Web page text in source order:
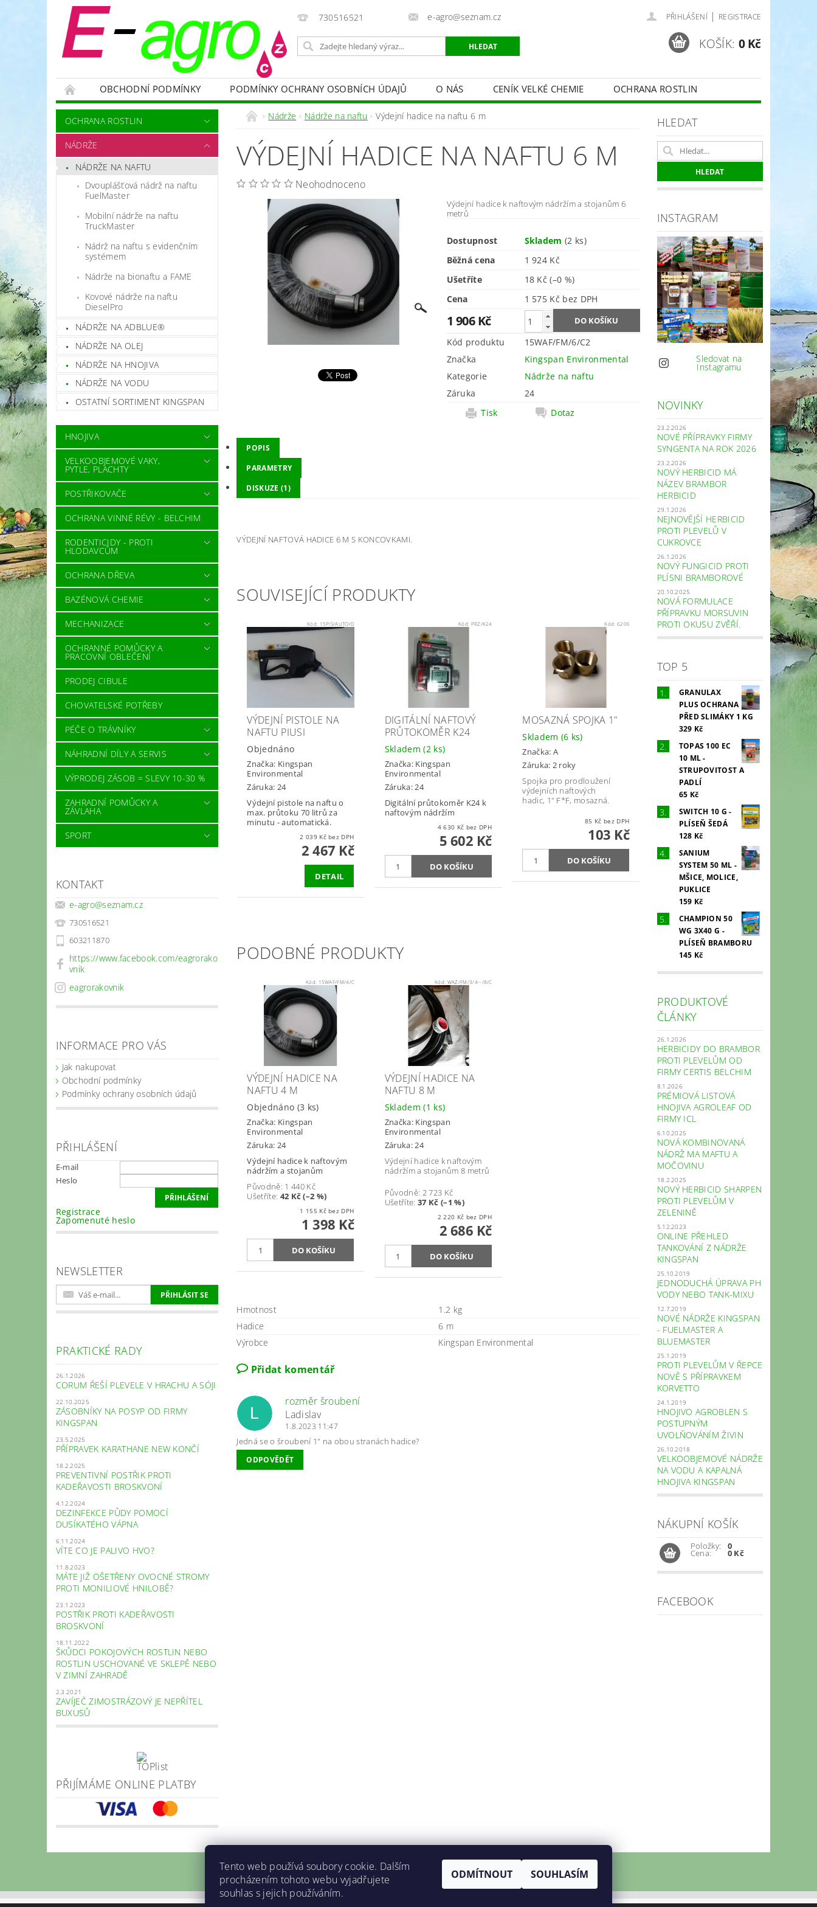
730516521 e-agro@seznam.cz PŘIHLÁŠENÍ | REGISTRACE
KOŠÍK: 0 Kč
OBCHODNÍ PODMÍNKY PODMÍNKY OCHRANY OSOBNÍCH ÚDAJŮ O NÁS CENÍK VELKÉ CHEMIE
OCHRANA ROSTLIN
NÁDRŽE
HNOJIVA VELKOOBJEMOVÉ VAKY, PYTLE, PLACHTY POSTŘIKOVAČE
RODENTICIDY - PROTI HLODAVCŮM
OCHRANNÉ POMŮCKY A PRACOVNÍ OBLEČENÍ
PRODEJ CIBULE CHOVATELSKÉ POTŘEBY
PÉČE O TRÁVNÍKY
NÁHRADNÍ DÍLY A SERVIS
VÝPRODEJ ZÁSOB = SLEVY 10-30 %
OCHRANA ROSTLIN
NÁDRŽE
NÁDRŽE NA NAFTU
Dvouplášťová nádrž na naftu
FuelMaster
Mobilní nádrže na naftu
TruckMaster
Nádrž na naftu s evidenčním
systémem
Nádrže na bionaftu a FAME
Kovové nádrže na naftu
DieselPro
NÁDRŽE NA ADBLUE®
NÁDRŽE NA OLEJ
NÁDRŽE NA HNOJIVA
NÁDRŽE NA VODU
OSTATNÍ SORTIMENT KINGSPAN
HNOJIVA
VELKOOBJEMOVÉ VAKY,
PYTLE, PLACHTY
POSTŘIKOVAČE
OCHRANA VINNÉ RÉVY - BELCHIM
RODENTICIDY - PROTI
HLODAVCŮM
OCHRANA DŘEVA
BAZÉNOVÁ CHEMIE
MECHANIZACE
OCHRANNÉ POMŮCKY A
PRACOVNÍ OBLEČENÍ
PRODEJ CIBULE
CHOVATELSKÉ POTŘEBY
PÉČE O TRÁVNÍKY
NÁHRADNÍ DÍLY A SERVIS
VÝPRODEJ ZÁSOB = SLEVY 10-30 %
ZAHRADNÍ POMŮCKY A
ZÁVLAHA
SPORT
KONTAKT
e-agro@seznam.cz
730516521
603211870
https://www.facebook.com/eagrorako
vnik
eagrorakovnik
INFORMACE PRO VÁS
Jak nakupovat
Obchodní podmínky
Podmínky ochrany osobních údajů
PŘIHLÁŠENÍ
E-mail
Heslo
Registrace
Zapomenuté heslo
NEWSLETTER
PRAKTICKÉ RADY
26.1.2026
CORUM ŘEŠÍ PLEVELE V HRACHU A SÓJI
22.10.2025
ZÁSOBNÍKY NA POSYP OD FIRMY
KINGSPAN
23.5.2025
PŘÍPRAVEK KARATHANE NEW KONČÍ
18.2.2025
PREVENTIVNÍ POSTŘIK PROTI
KADEŘAVOSTI BROSKVONÍ
4.12.2024
DEZINFEKCE PŮDY POMOCÍ
DUSÍKATÉHO VÁPNA
6.11.2024
VÍTE CO JE PALIVO HVO?
11.8.2023
MÁTE JIŽ OŠETŘENY OVOCNÉ STROMY
PROTI MONILIOVÉ HNILOBĚ?
23.1.2023
POSTŘIK PROTI KADEŘAVOSTI
BROSKVONÍ
18.11.2022
ŠKŮDCI POKOJOVÝCH ROSTLIN NEBO
ROSTLIN USCHOVANÉ VE SKLEPĚ NEBO
V ZIMNÍ ZAHRADĚ
2.3.2021
ZAVÍJEČ ZIMOSTRÁZOVÝ JE NEPŘÍTEL
BUXUSŮ
PŘIJÍMÁME ONLINE PLATBY
Nádrže Nádrže na naftu Výdejní hadice na naftu 6 m
VÝDEJNÍ HADICE NA NAFTU 6 M
Neohodnoceno
Výdejní hadice k naftovým nádržím a stojanům 6
metrů
Dostupnost Skladem(2 ks)
Běžná cena
1 924 Kč
Ušetříte
18 Kč(–0 %)
Cena
1 575 Kč bez DPH
1 906 Kč
Kód produktu
15WAF/FM/6/C2
Značka
Kingspan Environmental
Kategorie
Nádrže na naftu
Záruka
24
Tisk
Dotaz
POPIS
PARAMETRY
DISKUZE (1)
VÝDEJNÍ NAFTOVÁ HADICE 6 M S KONCOVKAMI.
SOUVISEJÍCÍ PRODUKTY
Kód: 15PIS/AUTO/D
VÝDEJNÍ PISTOLE NA
NAFTU PIUSI
Objednáno
Značka: Kingspan
Environmental
Záruka: 24
Výdejní pistole na naftu o
max. průtoku 70 litrů za
minutu - automatická.
2 039 Kč bez DPH
2 467 Kč
DETAIL
Kód: PRZ/K24
DIGITÁLNÍ NAFTOVÝ
PRŮTOKOMĚR K24
Skladem(2 ks)
Značka: Kingspan
Environmental
Záruka: 24
Digitální průtokoměr K24 k
naftovým nádržím
4 630 Kč bez DPH
5 602 Kč
Kód: 6206
MOSAZNÁ SPOJKA 1"
Skladem (6 ks)
Značka: A
Záruka: 2 roky
Spojka pro prodloužení
výdejních naftových
hadic, 1" F*F, mosazná.
85 Kč bez DPH
103 Kč
PODOBNÉ PRODUKTY
Kód: 15WAF/FM/4/C
VÝDEJNÍ HADICE NA
NAFTU 4 M
Objednáno (3 ks)
Značka: Kingspan
Environmental
Záruka: 24
Výdejní hadice k naftovým
nádržím a stojanům
Původně: 1 440 Kč
Ušetříte: 42 Kč (–2 %)
1 155 Kč bez DPH
1 398 Kč
Kód: WAZ/FM/3/4--/8/C
VÝDEJNÍ HADICE NA
NAFTU 8 M
Skladem(1 ks)
Značka: Kingspan
Environmental
Záruka: 24
Výdejní hadice k naftovým
nádržím a stojanům 8 metrů
Původně: 2 723 Kč
Ušetříte:37 Kč (–1 %)
2 220 Kč bez DPH
2 686 Kč
Hmotnost
1.2 kg
Hadice
6 m
Výrobce
Kingspan Environmental
Přidat komentář
L
rozměr šroubení
Ladislav
1.8.2023 11:47
Jedná se o šroubení 1" na obou stranách hadice?
ODPOVĚDĚT
HLEDAT
INSTAGRAM
Sledovat na
Instagramu
NOVINKY
23.2.2026
NOVÉ PŘÍPRAVKY FIRMY
SYNGENTA NA ROK 2026
23.2.2026
NOVÝ HERBICID MÁ
NÁZEV BRAMBOR
HERBICID
29.1.2026
NEJNOVĚJŠÍ HERBICID
PROTI PLEVELŮ V
CUKROVCE
26.1.2026
NOVÝ FUNGICID PROTI
PLÍSNI BRAMBOROVÉ
20.10.2025
NOVÁ FORMULACE
PŘÍPRAVKU MORSUVIN
PROTI OKUSU ZVĚŘÍ.
TOP 5
GRANULAX
PLUS OCHRANA
PŘED SLIMÁKY 1 KG
329 Kč
TOPAS 100 EC
10 ML -
STRUPOVITOST A
PADLÍ
65 Kč
SWITCH 10 G -
PLÍSEŇ ŠEDÁ
128 Kč
SANIUM
SYSTEM 50 ML -
MŠICE, MOLICE,
PUKLICE
159 Kč
CHAMPION 50
WG 3X40 G -
PLÍSEŇ BRAMBORU
145 Kč
PRODUKTOVÉ
ČLÁNKY
26.1.2026
HERBICIDY DO BRAMBOR
PROTI PLEVELŮM OD
FIRMY CERTIS BELCHIM
8.1.2026
PRÉMIOVÁ LISTOVÁ
HNOJIVA AGROLEAF OD
FIRMY ICL
6.10.2025
NOVÁ KOMBINOVANÁ
NÁDRŽ MA MAFTU A
MOČOVINU
18.2.2025
NOVÝ HERBICID SHARPEN
PROTI PLEVELŮM V
ZELENINĚ
5.12.2023
ONLINE PŘEHLED
TANKOVÁNÍ Z NÁDRŽE
KINGSPAN
25.10.2019
JEDNODUCHÁ ÚPRAVA PH
VODY NEBO TANK-MIXU
12.7.2019
NOVÉ NÁDRŽE KINGSPAN
- FUELMASTER A
BLUEMASTER
25.1.2019
PROTI PLEVELŮM V ŘEPCE
NOVĚ S PŘÍPRAVKEM
KORVETTO
24.1.2019
HNOJIVO AGROBLEN S
POSTUPNÝM
UVOLŇOVÁNÍM ŽIVIN
26.10.2018
VELKOOBJEMOVÉ NÁDRŽE
NA VODU A KAPALNÁ
HNOJIVA KINGSPAN
NÁKUPNÍ KOŠÍK
Položky:
Cena:
0
0 Kč
FACEBOOK
Tento web používá soubory cookie. Dalším
procházením tohoto webu vyjadřujete
souhlas s jejich používáním.
ODMÍTNOUT SOUHLASÍM